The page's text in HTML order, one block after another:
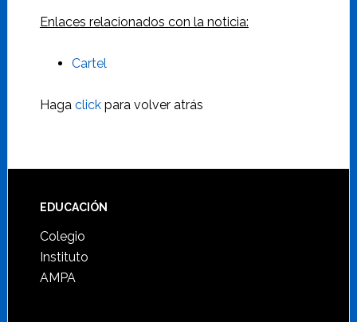
Enlaces relacionados con la noticia:
Cartel
Haga clickpara volver atrás
Footer
EDUCACIÓN
Colegio
Instituto
AMPA